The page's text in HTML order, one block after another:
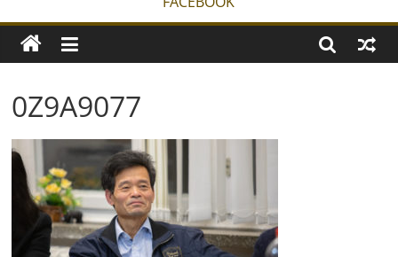
0Z9A9077